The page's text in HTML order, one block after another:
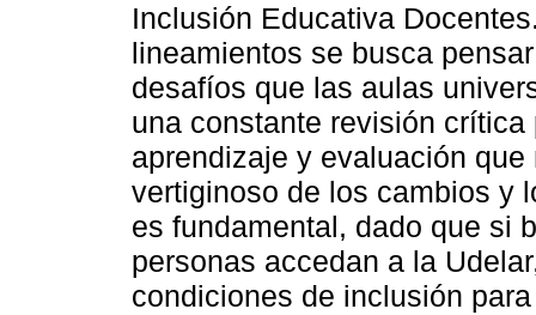
Inclusión Educativa
lineamientos se busca
desafíos que las aulas
una constante revisión
aprendizaje y evaluación
vertiginoso de los cambios y
es fundamental, dado que si
personas accedan a la
condiciones de inclusión